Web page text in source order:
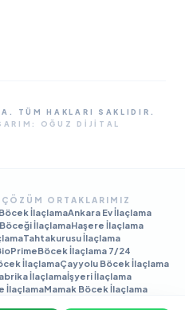
TÜM HAKLARI SAKLIDIR.
OĞUZ DIJITAL
ORTAKLARIMIZ
İlaçlamaAnkara Ev İlaçlama
İlaçlamaHaşere İlaçlama
Tahtakurusu İlaçlama
Böcek İlaçlama 7/24
İlaçlamaÇayyolu Böcek İlaçlama
İlaçlamaİşyeri İlaçlama
İlaçlamaMamak Böcek İlaçlama